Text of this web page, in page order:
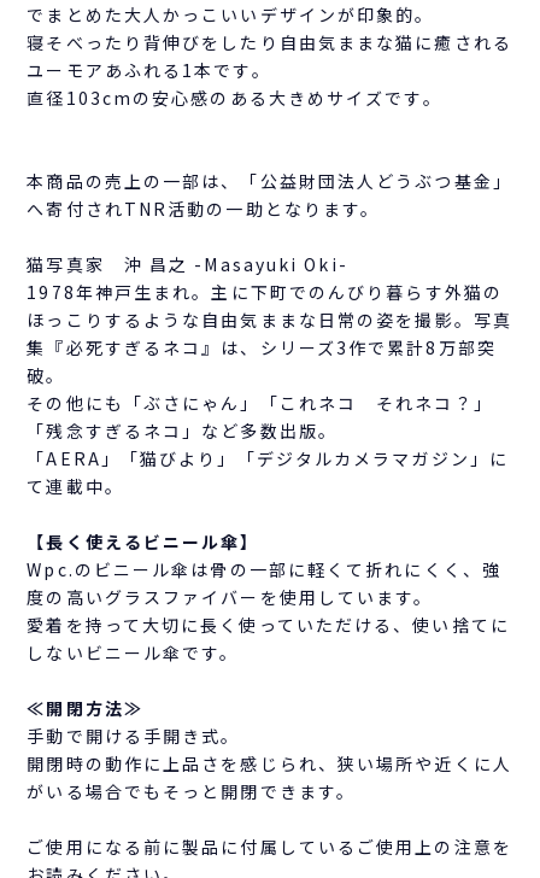
でまとめた大人かっこいいデザインが印象的。
寝そべったり背伸びをしたり自由気ままな猫に癒される
ユーモアあふれる1本です。
直径103cmの安心感のある大きめサイズです。
本商品の売上の一部は、「公益財団法人どうぶつ基金」
へ寄付されTNR活動の一助となります。
猫写真家 沖 昌之 -Masayuki Oki-
1978年神戸生まれ。主に下町でのんびり暮らす外猫の
ほっこりするような自由気ままな日常の姿を撮影。写真
集『必死すぎるネコ』は、シリーズ3作で累計8万部突
破。
その他にも「ぶさにゃん」「これネコ それネコ？」
「残念すぎるネコ」など多数出版。
「AERA」「猫びより」「デジタルカメラマガジン」に
て連載中。
【長く使えるビニール傘】
Wpc.のビニール傘は骨の一部に軽くて折れにくく、強
度の高いグラスファイバーを使用しています。
愛着を持って大切に長く使っていただける、使い捨てに
しないビニール傘です。
≪開閉方法≫
手動で開ける手開き式。
開閉時の動作に上品さを感じられ、狭い場所や近くに人
がいる場合でもそっと開閉できます。
ご使用になる前に製品に付属しているご使用上の注意を